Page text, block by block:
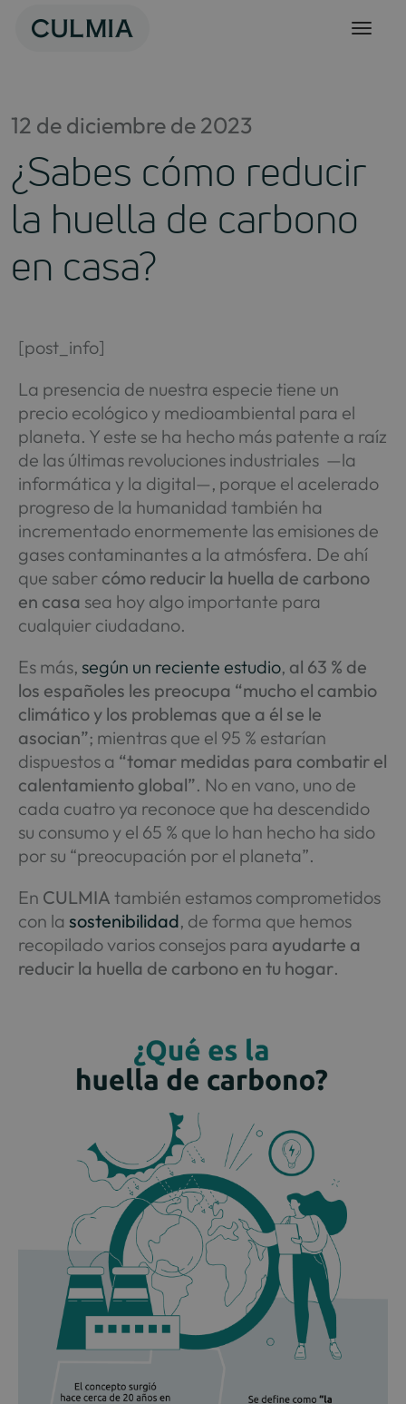
12 de diciembre de 2023
¿Sabes cómo reducir
la huella de carbono
en casa?
[post_info]
La presencia de nuestra especie tiene un
precio ecológico y medioambiental para el
planeta. Y este se ha hecho más patente a raíz
de las últimas revoluciones industriales —la
informática y la digital—, porque el acelerado
progreso de la humanidad también ha
incrementado enormemente las emisiones de
gases contaminantes a la atmósfera. De ahí
que saber cómo reducir la huella de carbono
en casa sea hoy algo importante para
cualquier ciudadano.
Es más, según un reciente estudio, al 63 % de
los españoles les preocupa “mucho el cambio
climático y los problemas que a él se le
asocian”; mientras que el 95 % estarían
dispuestos a “tomar medidas para combatir el
calentamiento global”. No en vano, uno de
cada cuatro ya reconoce que ha descendido
su consumo y el 65 % que lo han hecho ha sido
por su “preocupación por el planeta”.
En CULMIA también estamos comprometidos
con la sostenibilidad, de forma que hemos
recopilado varios consejos para ayudarte a
reducir la huella de carbono en tu hogar.